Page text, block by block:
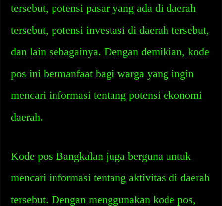
tersebut, potensi pasar yang ada di daerah
tersebut, potensi investasi di daerah tersebut,
dan lain sebagainya. Dengan demikian, kode
pos ini bermanfaat bagi warga yang ingin
mencari informasi tentang potensi ekonomi
daerah.
Kode pos Bangkalan juga berguna untuk
mencari informasi tentang aktivitas di daerah
tersebut. Dengan menggunakan kode pos,